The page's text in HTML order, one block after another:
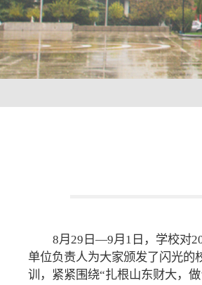
8月29日—9月1日，学校对
单位负责人为大家颁发了闪光的
训，紧紧围绕“扎根山东财大，